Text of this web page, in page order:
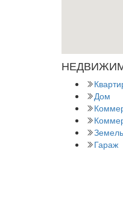
Дом
Гараж